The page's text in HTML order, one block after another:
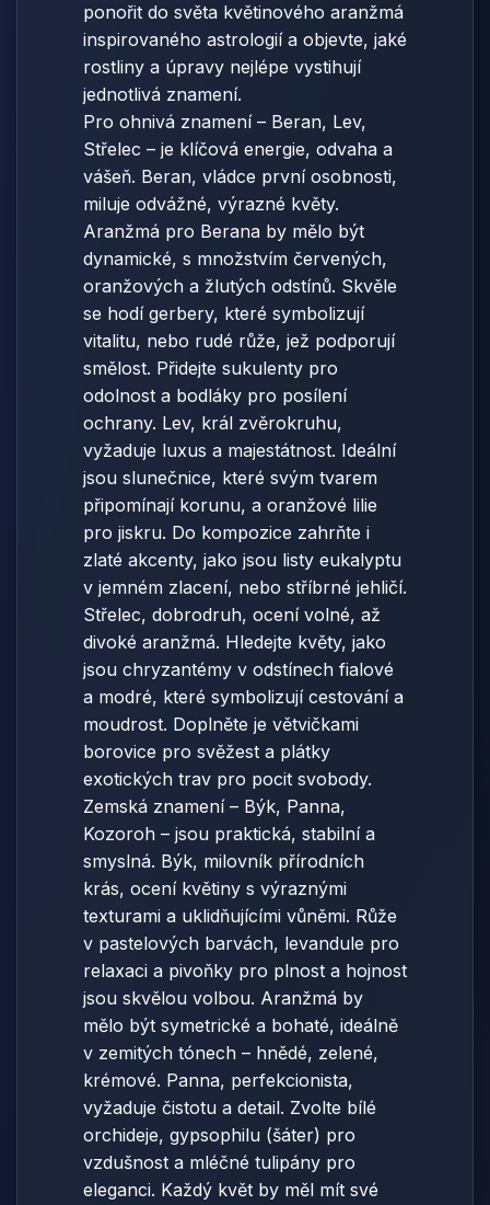
ponořit do světa květinového aranžmá
inspirovaného astrologií a objevte, jaké
rostliny a úpravy nejlépe vystihují
jednotlivá znamení.
Pro ohnivá znamení – Beran, Lev,
Střelec – je klíčová energie, odvaha a
vášeň. Beran, vládce první osobnosti,
miluje odvážné, výrazné květy.
Aranžmá pro Berana by mělo být
dynamické, s množstvím červených,
oranžových a žlutých odstínů. Skvěle
se hodí gerbery, které symbolizují
vitalitu, nebo rudé růže, jež podporují
smělost. Přidejte sukulenty pro
odolnost a bodláky pro posílení
ochrany. Lev, král zvěrokruhu,
vyžaduje luxus a majestátnost. Ideální
jsou slunečnice, které svým tvarem
připomínají korunu, a oranžové lilie
pro jiskru. Do kompozice zahrňte i
zlaté akcenty, jako jsou listy eukalyptu
v jemném zlacení, nebo stříbrné jehličí.
Střelec, dobrodruh, ocení volné, až
divoké aranžmá. Hledejte květy, jako
jsou chryzantémy v odstínech fialové
a modré, které symbolizují cestování a
moudrost. Doplněte je větvičkami
borovice pro svěžest a plátky
exotických trav pro pocit svobody.
Zemská znamení – Býk, Panna,
Kozoroh – jsou praktická, stabilní a
smyslná. Býk, milovník přírodních
krás, ocení květiny s výraznými
texturami a uklidňujícími vůněmi. Růže
v pastelových barvách, levandule pro
relaxaci a pivoňky pro plnost a hojnost
jsou skvělou volbou. Aranžmá by
mělo být symetrické a bohaté, ideálně
v zemitých tónech – hnědé, zelené,
krémové. Panna, perfekcionista,
vyžaduje čistotu a detail. Zvolte bílé
orchideje, gypsophilu (šáter) pro
vzdušnost a mléčné tulipány pro
eleganci. Každý květ by měl mít své